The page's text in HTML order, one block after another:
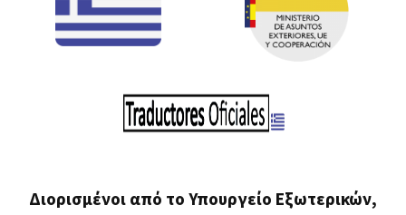
Διορισμένοι από το Υπουργείο Εξωτερικών,